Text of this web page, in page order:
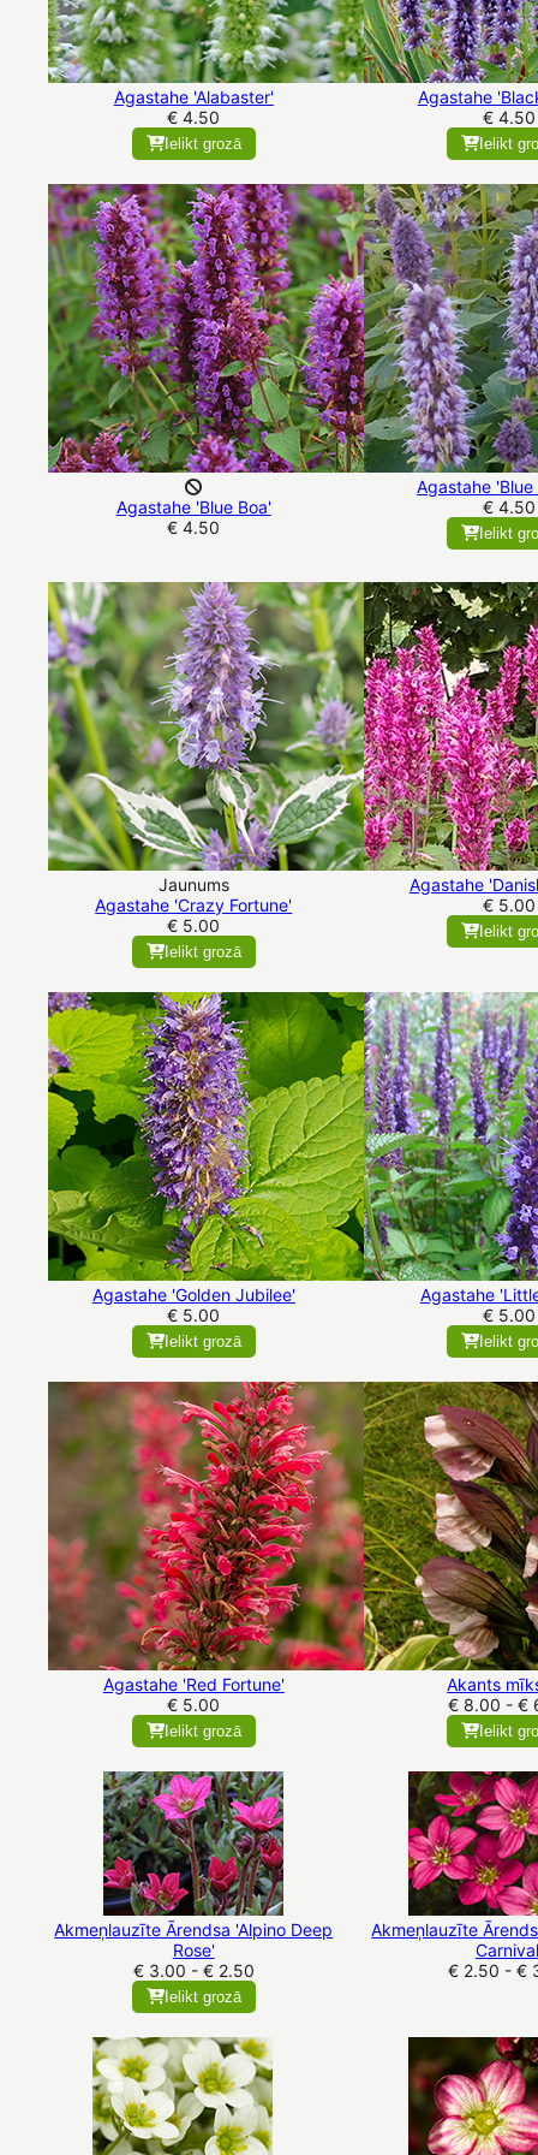
Agastahe 'Alabaster'
€ 4.50
Ielikt grozā
Agastahe
€ 4.50
Ielikt
Agastahe 'Blue Boa'
€ 4.50
Agastahe 'Blue
€ 4.50
Ielikt
Jaunums
Agastahe 'Crazy Fortune'
€ 5.00
Ielikt grozā
Agastahe
€ 5.00
Ielikt
Agastahe 'Golden Jubilee'
€ 5.00
Ielikt grozā
Agastahe
€ 5.00
Ielikt
Agastahe 'Red Fortune'
€ 5.00
Ielikt grozā
Akants
€ 8.00 - €
Ielikt
Akmeņlauzīte Ārendsa 'Alpino Deep
Rose'
€ 3.00 - € 2.50
Ielikt grozā
Akmeņlauzīte
€ 2.50 - €